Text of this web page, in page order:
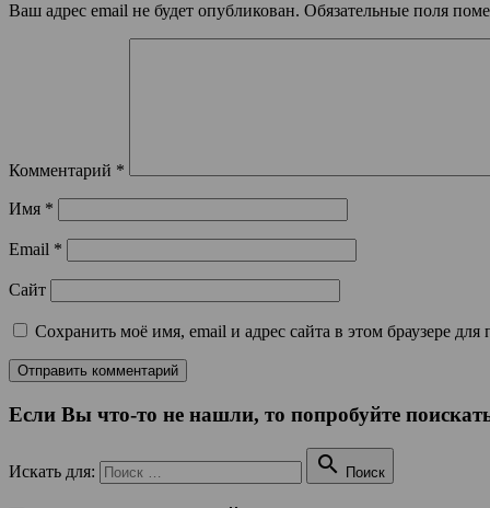
Ваш адрес email не будет опубликован. Обязательные поля
Комментарий *
Имя *
Email *
Сайт
Сохранить моё имя, email и адрес сайта в этом браузере
Если Вы что-то не нашли, то попробуйте
Искать для:  Поиск